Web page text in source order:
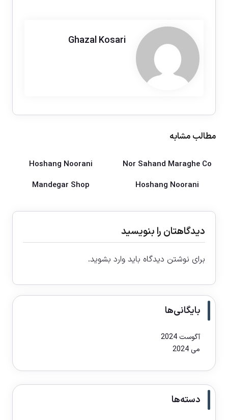
Ghazal Kosari
مطالب مشابه
Nor Sahand Maraghe Co
Hoshang Noorani
Hoshang Noorani
Mandegar Shop
دیدگاهتان را بنویسید
برای نوشتن دیدگاه بایدوارد بشوید.
بایگانی‌ها
آگوست 2024
می 2024
دسته‌ها